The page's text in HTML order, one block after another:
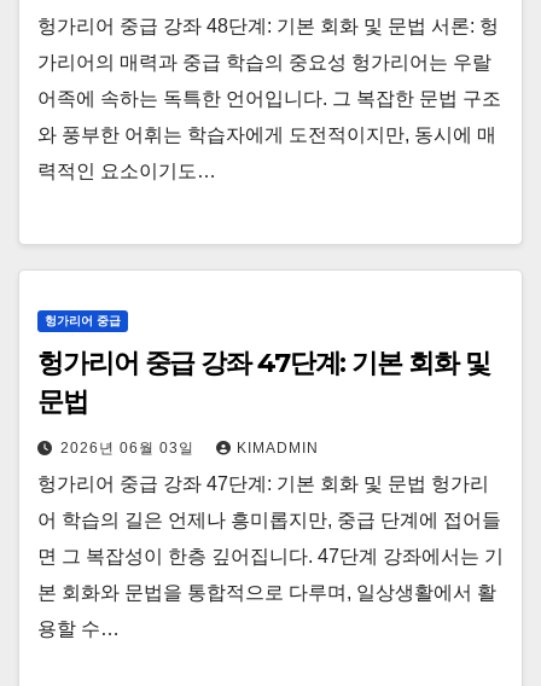
헝가리어 중급 강좌 48단계: 기본 회화 및 문법 서론: 헝
가리어의 매력과 중급 학습의 중요성 헝가리어는 우랄
어족에 속하는 독특한 언어입니다. 그 복잡한 문법 구조
와 풍부한 어휘는 학습자에게 도전적이지만, 동시에 매
력적인 요소이기도…
헝가리어 중급
헝가리어 중급 강좌 47단계: 기본 회화 및
문법
2026년 06월 03일 KIMADMIN
헝가리어 중급 강좌 47단계: 기본 회화 및 문법 헝가리
어 학습의 길은 언제나 흥미롭지만, 중급 단계에 접어들
면 그 복잡성이 한층 깊어집니다. 47단계 강좌에서는 기
본 회화와 문법을 통합적으로 다루며, 일상생활에서 활
용할 수…